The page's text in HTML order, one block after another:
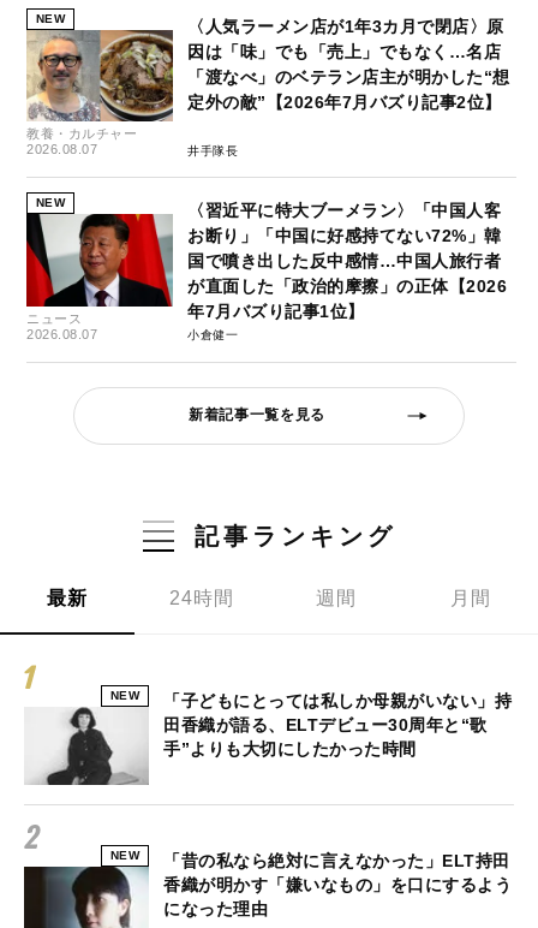
NEW
教養・カルチャー
2026.08.07
〈人気ラーメン店が1年3カ月で閉店〉原
因は「味」でも「売上」でもなく…名店
「渡なべ」のベテラン店主が明かした“想
定外の敵”【2026年7月バズり記事2位】
井手隊長
NEW
ニュース
2026.08.07
〈習近平に特大ブーメラン〉「中国人客
お断り」「中国に好感持てない72%」韓
国で噴き出した反中感情…中国人旅行者
が直面した「政治的摩擦」の正体【2026
年7月バズり記事1位】
小倉健一
新着記事一覧を見る
記事ランキング
最新 24時間 週間 月間
NEW
「子どもにとっては私しか母親がいない」持
田香織が語る、ELTデビュー30周年と“歌
手”よりも大切にしたかった時間
NEW
「昔の私なら絶対に言えなかった」ELT持田
香織が明かす「嫌いなもの」を口にするよう
になった理由